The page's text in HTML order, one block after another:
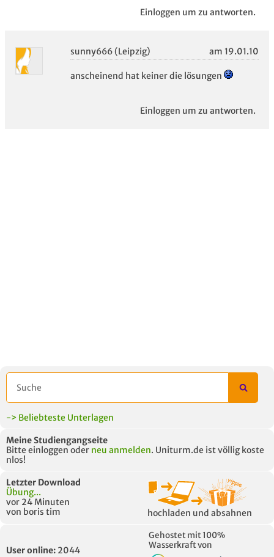
Einloggen um zu antworten.
sunny666 (Leipzig) am 19.01.10
anscheinend hat keiner die lösungen
Einloggen um zu antworten.
-> Beliebteste Unterlagen
Meine Studiengangseite
Bitte einloggen oder neu anmelden. Uniturm.de ist völlig koste
nlos!
Letzter Download
Übung...
vor 24 Minuten
von boris tim
hochladen und absahnen
User online: 2044
Gehostet mit 100%
Wasserkraft von